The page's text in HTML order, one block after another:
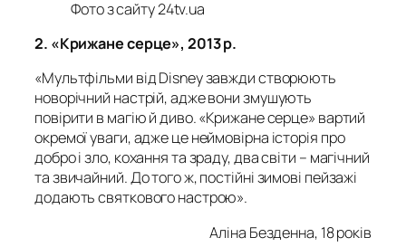
Фото з сайту 24tv.ua
2. «Крижане серце», 2013 р.
«Мультфільми від Disney завжди створюють
новорічний настрій, адже вони змушують
повірити в магію й диво. «Крижане серце» вартий
окремої уваги, адже це неймовірна історія про
добро і зло, кохання та зраду, два світи – магічний
та звичайний. До того ж, постійні зимові пейзажі
додають святкового настрою».
Аліна Безденна, 18 років